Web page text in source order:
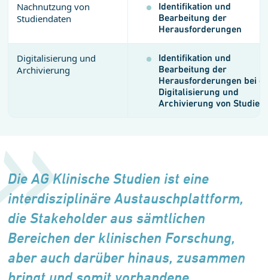
Nachnutzung von
Studiendaten
Identifikation und
Bearbeitung der
Herausforderungen
Digitalisierung und
Archivierung
Identifikation und
Bearbeitung der
Herausforderungen bei
Digitalisierung und
Archivierung von Studien
Die AG Klinische Studien ist eine
interdisziplinäre Austauschplattform,
die Stakeholder aus sämtlichen
Bereichen der klinischen Forschung,
aber auch darüber hinaus, zusammen